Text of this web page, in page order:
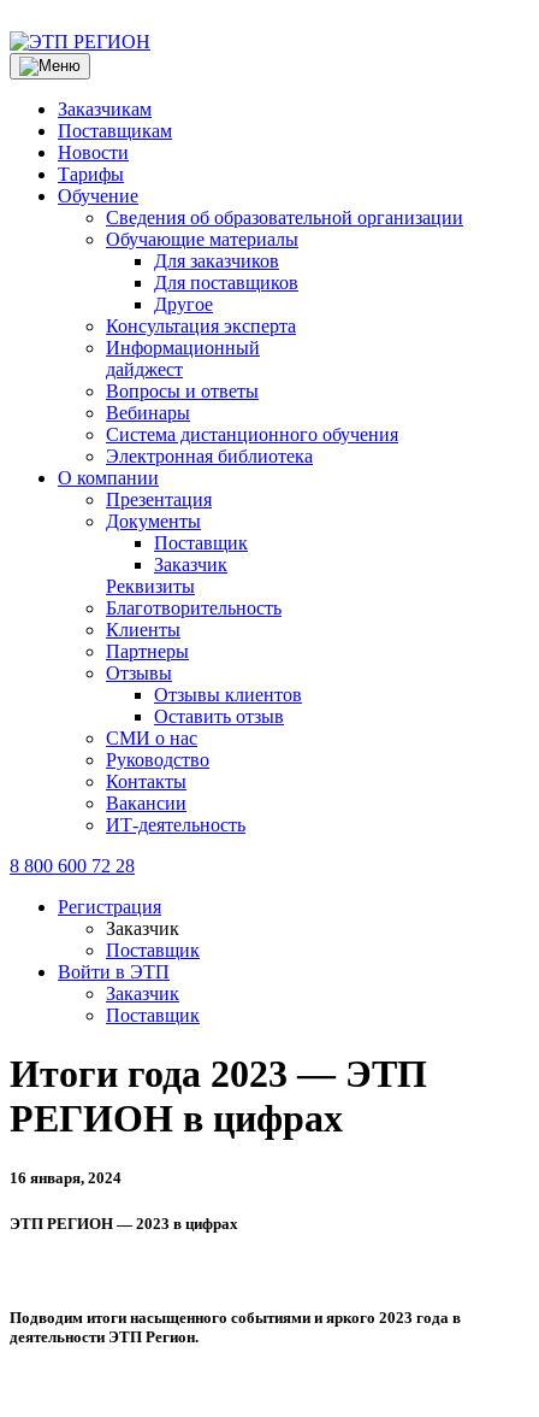
Заказчикам
Поставщикам
Новости
Тарифы
Обучение
Сведения об образовательной организации
Обучающие материалы
Для заказчиков
Для поставщиков
Другое
Консультация эксперта
Информационный
дайджест
Вопросы и ответы
Вебинары
Система дистанционного обучения
Электронная библиотека
О компании
Презентация
Документы
Поставщик
Заказчик
Реквизиты
Благотворительность
Клиенты
Партнеры
Отзывы
Отзывы клиентов
Оставить отзыв
СМИ о нас
Руководство
Контакты
Вакансии
ИТ-деятельность
8 800 600 72 28
Регистрация
Заказчик
Поставщик
Войти в ЭТП
Заказчик
Поставщик
Итоги года 2023 — ЭТП
РЕГИОН в цифрах
16 января, 2024
​ЭТП РЕГИОН — 2023 в цифрах
Подводим итоги насыщенного событиями и яркого 2023 года в
деятельности ЭТП Регион.